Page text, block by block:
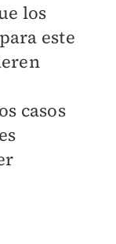
los
este
casos